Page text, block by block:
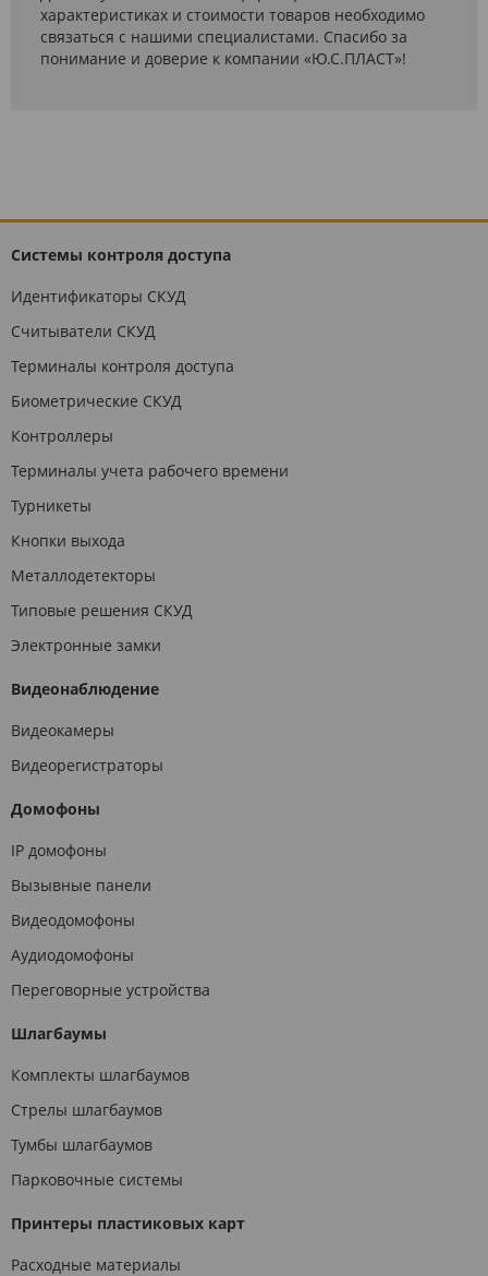
характеристиках и стоимости товаров необходимо
связаться с нашими специалистами. Спасибо за
понимание и доверие к компании «Ю.С.ПЛАСТ»!
Системы контроля доступа
Идентификаторы СКУД
Считыватели СКУД
Терминалы контроля доступа
Биометрические СКУД
Контроллеры
Терминалы учета рабочего времени
Турникеты
Кнопки выхода
Металлодетекторы
Типовые решения СКУД
Электронные замки
Видеонаблюдение
Видеокамеры
Видеорегистраторы
Домофоны
IP домофоны
Вызывные панели
Видеодомофоны
Аудиодомофоны
Переговорные устройства
Шлагбаумы
Комплекты шлагбаумов
Стрелы шлагбаумов
Тумбы шлагбаумов
Парковочные системы
Принтеры пластиковых карт
Расходные материалы